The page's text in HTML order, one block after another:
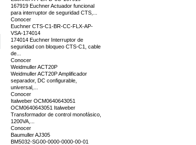
167919 Euchner Actuador funcional
para interruptor de seguridad CTS,...
Conocer
Euchner CTS-C1-BR-CC-FLX-AP-
VSA-174014
174014 Euchner Interruptor de
seguridad con bloqueo CTS-C1, cable
de...
Conocer
Weidmuller ACT20P
Weidmuller ACT20P Amplificador
separador, DC configurable,
universal,...
Conocer
Italweber OCM0640643051
OCM0640643051 Italweber
Transformador de control monofásico,
1200VA,...
Conocer
Baumuller AJ305
BM5032-SG00-0000-0000-00-01